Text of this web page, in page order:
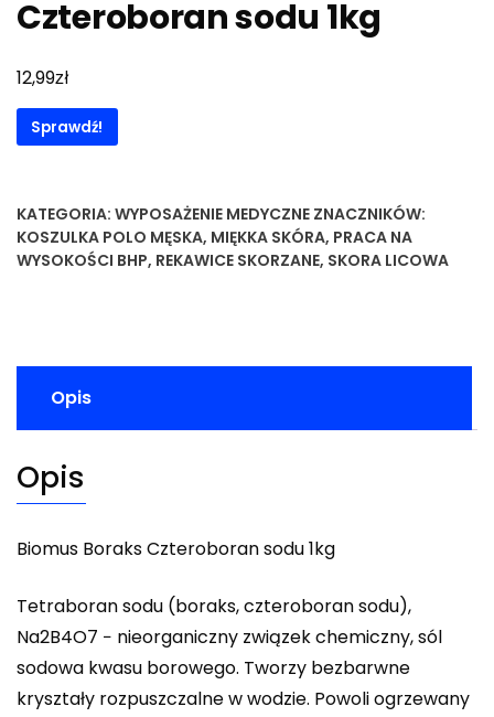
Czteroboran sodu 1kg
12,99zł
Sprawdź!
KATEGORIA: WYPOSAŻENIE MEDYCZNE ZNACZNIKÓW:
KOSZULKA POLO MĘSKA, MIĘKKA SKÓRA, PRACA NA
WYSOKOŚCI BHP, REKAWICE SKORZANE, SKORA LICOWA
Opis
Opis
Biomus Boraks Czteroboran sodu 1kg
Tetraboran sodu (boraks, czteroboran sodu),
Na2B4O7 − nieorganiczny związek chemiczny, sól
sodowa kwasu borowego. Tworzy bezbarwne
kryształy rozpuszczalne w wodzie. Powoli ogrzewany